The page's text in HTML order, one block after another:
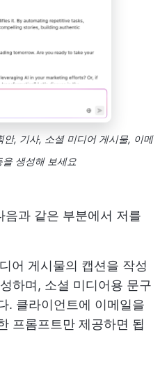
, 기사, 소셜 미디어 게시물, 이메
을 생성해 보세요
과 같은 부분에서 저를
어 게시물의 캡션을 작성
하며, 소셜 미디어용 문구
. 클라이언트에 이메일을
프롬프트만 제공하면 됩